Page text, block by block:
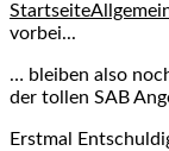
Startseite
vorbei...
… bleiben also
der tollen SAB
Erstmal